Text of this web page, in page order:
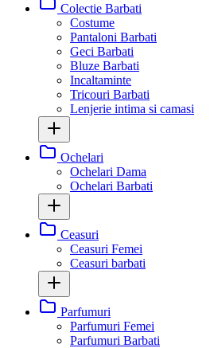
Colectie Barbati
Costume
Pantaloni Barbati
Geci Barbati
Bluze Barbati
Incaltaminte
Tricouri Barbati
Lenjerie intima si camasi
Ochelari
Ochelari Dama
Ochelari Barbati
Ceasuri
Ceasuri Femei
Ceasuri barbati
Parfumuri
Parfumuri Femei
Parfumuri Barbati